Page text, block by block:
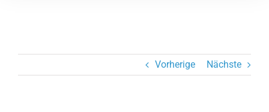
Vorherige Nächste